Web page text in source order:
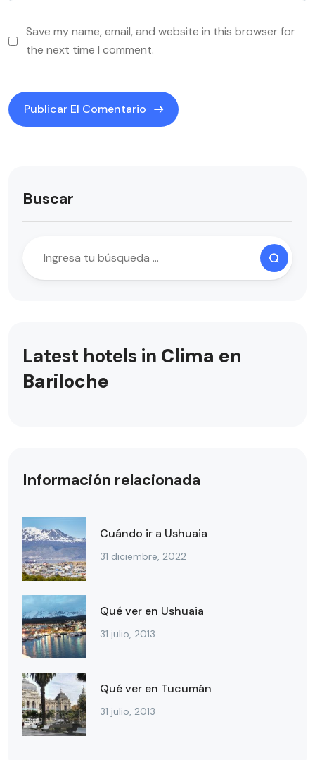
Save my name, email, and website in this browser for
the next time I comment.
Buscar
Latest hotels in Clima en
Bariloche
Información relacionada
Cuándo ir a Ushuaia
31 diciembre, 2022
Qué ver en Ushuaia
31 julio, 2013
Qué ver en Tucumán
31 julio, 2013